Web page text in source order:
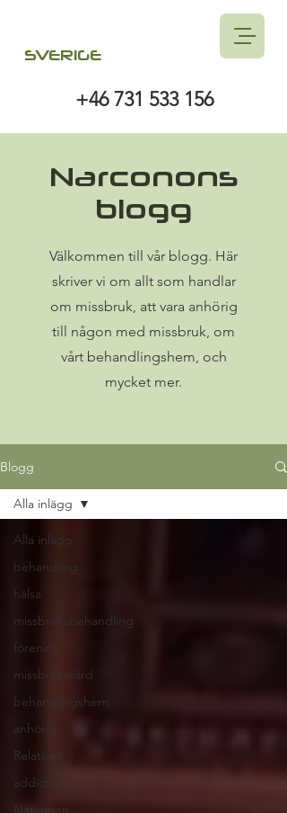
SVERIGE
+46 731 533 156
Narconons
blogg
Välkommen till vår blogg. Här
skriver vi om allt som handlar
om missbruk, att vara anhörig
till någon med missbruk, om
vårt behandlingshem, och
mycket mer.
Blogg
Alla inlägg
behandling
hälsa
missbruksbehandling
förening
missbruksvård
behandlingshem
anhörig
Relatives
addiction
Narconon
Alla inlägg